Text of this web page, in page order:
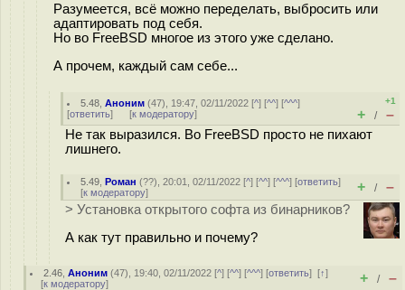
Разумеется, всё можно переделать, выбросить или
адаптировать под себя.
Но во FreeBSD многое из этого уже сделано.
А прочем, каждый сам себе...
5.48 ,Аноним (47), 19:47, 02/11/2022 [^] [^^] [^^^]
[ответить] [к модератору]
+1
+ / –
Не так выразился. Во FreeBSD просто не пихают
лишнего.
5.49 ,Роман (??), 20:01, 02/11/2022 [^] [^^] [^^^] [ответить]
[к модератору] + / –
> Установка открытого софта из бинарников?
А как тут правильно и почему?
2.46 ,Аноним (47), 19:40, 02/11/2022 [^] [^^] [^^^] [ответить][↑]
[к модератору] + / –